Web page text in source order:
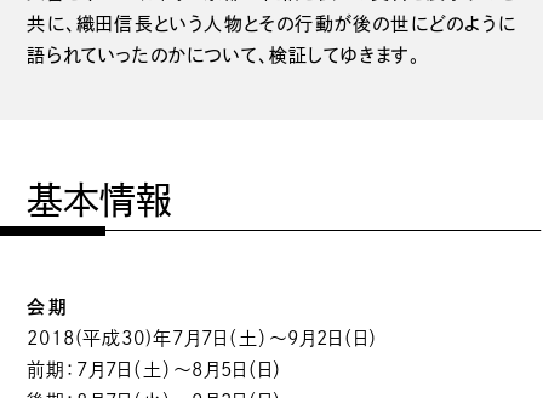
共に、織田信長という人物とその行動が後の世にどのように
語られていったのかについて、検証してゆきます。
基本情報
会期
2018(平成30)年7月7日（土）〜9月2日（日）
前期：7月7日（土）〜8月5日（日）